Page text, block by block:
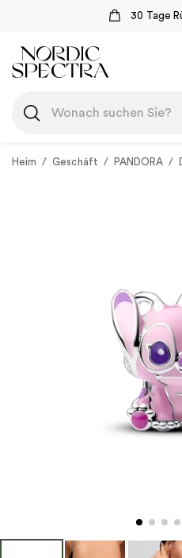
30 Tage
Inhalt
springen
Heim / Geschäft / PANDORA /